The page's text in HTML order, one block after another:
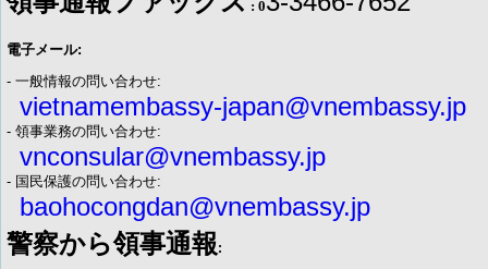
: 0
電子メール:
- 一般情報の問い合わせ:
vietnamembassy-japan@vnembassy.jp
- 領事業務の問い合わせ:
vnconsular@vnembassy.jp
- 国民保護の問い合わせ:
baohocongdan@vnembassy.jp
警察から領事通報: